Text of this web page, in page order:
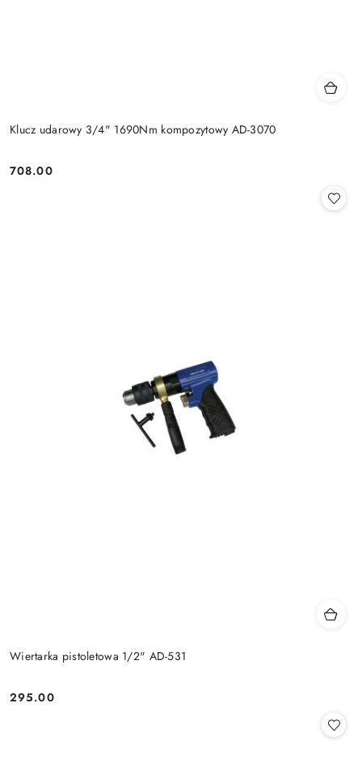
Klucz udarowy 3/4" 1690Nm kompozytowy AD-3070
Cena:
708.00
Wiertarka pistoletowa 1/2" AD-531
Cena:
295.00